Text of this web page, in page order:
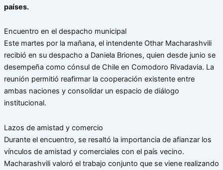
países.
Encuentro en el despacho municipal
Este martes por la mañana, el intendente Othar Macharashvili
recibió en su despacho a Daniela Briones, quien desde junio se
desempeña como cónsul de Chile en Comodoro Rivadavia. La
reunión permitió reafirmar la cooperación existente entre
ambas naciones y consolidar un espacio de diálogo
institucional.
Lazos de amistad y comercio
Durante el encuentro, se resaltó la importancia de afianzar los
vínculos de amistad y comerciales con el país vecino.
Macharashvili valoró el trabajo conjunto que se viene realizando